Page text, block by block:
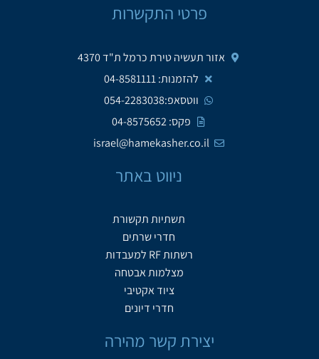
פרטי התקשרות
אזור תעשיה טירת כרמל ת"ד 4370
להזמנות: 04-8581111
ווטסאפ:054-2283038
פקס: 04-8575652
israel@hamekasher.co.il
ניווט באתר
תשתיות תקשורת
חדרי שרתים
רשתות RF למעבדות
מצלמות אבטחה
ציוד אקטיבי
חדרי דיונים
יצירת קשר מהירה